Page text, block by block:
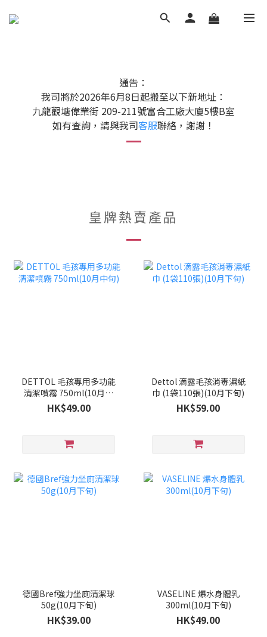
通告：
我司將於2026年6月8日起搬至以下新地址：
九龍觀塘偉業街 209-211號富合工廠大廈5樓B室
如有查詢，請與我司客服聯絡，謝謝！
皇牌熱賣產品
DETTOL 毛孩專用多功能
清潔噴霧 750ml(10月中
旬)
HK$49.00
Dettol 滴露毛孩消毒濕紙
巾 (1袋110張)(10月下旬)
HK$59.00
德國Bref強力坐廁清潔球
50g(10月下旬)
HK$39.00
VASELINE 爆水身體乳
300ml(10月下旬)
HK$49.00